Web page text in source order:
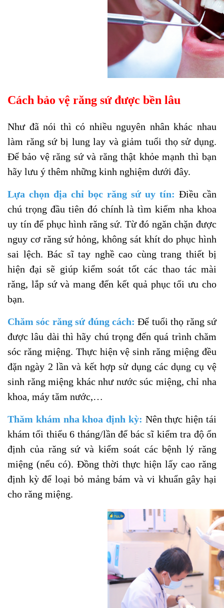
Cách bảo vệ răng sứ được bền lâu
Như đã nói thì có nhiều nguyên nhân khác nhau
làm răng sứ bị lung lay và giảm tuổi thọ sử dụng.
Để bảo vệ răng sứ và răng thật khỏe mạnh thì bạn
hãy lưu ý thêm những kinh nghiệm dưới đây.
Lựa chọn địa chỉ bọc răng sứ uy tín: Điều cần
chú trọng đầu tiên đó chính là tìm kiếm nha khoa
uy tín để phục hình răng sứ. Từ đó ngăn chặn được
nguy cơ răng sứ hỏng, không sát khít do phục hình
sai lệch. Bác sĩ tay nghề cao cùng trang thiết bị
hiện đại sẽ giúp kiểm soát tốt các thao tác mài
răng, lắp sứ và mang đến kết quả phục tối ưu cho
bạn.
Chăm sóc răng sứ đúng cách: Để tuổi thọ răng sứ
được lâu dài thì hãy chú trọng đến quá trình chăm
sóc răng miệng. Thực hiện vệ sinh răng miệng đều
đặn ngày 2 lần và kết hợp sử dụng các dụng cụ vệ
sinh răng miệng khác như nước súc miệng, chỉ nha
khoa, máy tăm nước,…
Thăm khám nha khoa định kỳ: Nên thực hiện tái
khám tối thiểu 6 tháng/lần để bác sĩ kiểm tra độ ổn
định của răng sứ và kiểm soát các bệnh lý răng
miệng (nếu có). Đồng thời thực hiện lấy cao răng
định kỳ để loại bỏ mảng bám và vi khuẩn gây hại
cho răng miệng.